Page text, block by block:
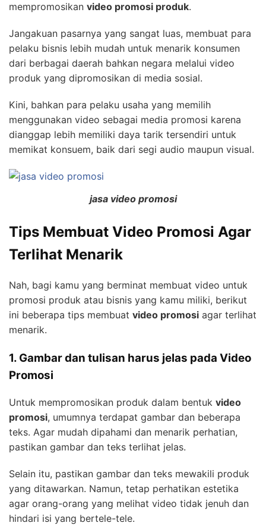
mempromosikan video promosi produk.
Jangakuan pasarnya yang sangat luas, membuat para
pelaku bisnis lebih mudah untuk menarik konsumen
dari berbagai daerah bahkan negara melalui video
produk yang dipromosikan di media sosial.
Kini, bahkan para pelaku usaha yang memilih
menggunakan video sebagai media promosi karena
dianggap lebih memiliki daya tarik tersendiri untuk
memikat konsuem, baik dari segi audio maupun visual.
jasa video promosi
Tips Membuat Video Promosi Agar
Terlihat Menarik
Nah, bagi kamu yang berminat membuat video untuk
promosi produk atau bisnis yang kamu miliki, berikut
ini beberapa tips membuat video promosi agar terlihat
menarik.
1. Gambar dan tulisan harus jelas pada Video
Promosi
Untuk mempromosikan produk dalam bentuk video
promosi, umumnya terdapat gambar dan beberapa
teks. Agar mudah dipahami dan menarik perhatian,
pastikan gambar dan teks terlihat jelas.
Selain itu, pastikan gambar dan teks mewakili produk
yang ditawarkan. Namun, tetap perhatikan estetika
agar orang-orang yang melihat video tidak jenuh dan
hindari isi yang bertele-tele.